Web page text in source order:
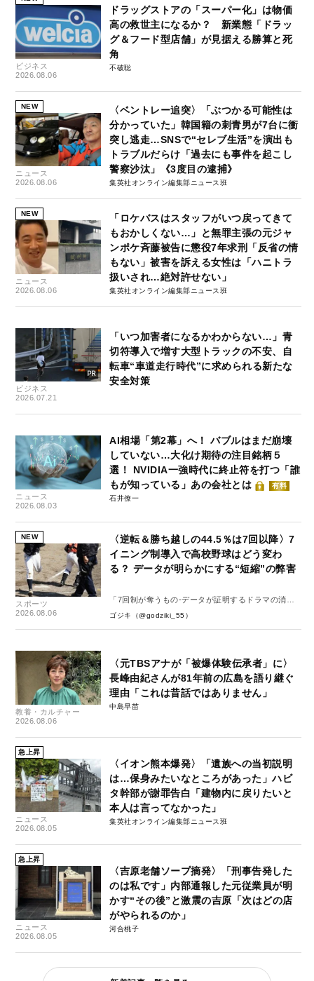
ビジネス
2026.08.06
ドラッグストアの「スーパー化」は物価
高の救世主になるか？ 新業態「ドラッ
グ＆フード型店舗」が見据える勝算と死
角
不破聡
NEW
ニュース
2026.08.06
〈ベントレー追突〉「ぶつかる可能性は
分かっていた」韓国籍の刺青男が7台に衝
突し逃走…SNSで“セレブ生活”を演出も
トラブルだらけ「過去にも事件を起こし
警察沙汰」《3度目の逮捕》
集英社オンライン編集部ニュース班
NEW
ニュース
2026.08.06
「ロケバスはスタッフがいつ戻ってきて
もおかしくない…」と無罪主張の元ジャ
ンポケ斉藤被告に懲役7年求刑「反省の情
もない」被害を訴える女性は「ハニトラ
扱いされ…絶対許せない」
集英社オンライン編集部ニュース班
ビジネス
2026.07.21
「いつ加害者になるかわからない…」青
切符導入で増す大型トラックの不安、自
転車“車道走行時代”に求められる新たな
安全対策
ニュース
2026.08.03
AI相場「第2幕」へ！ バブルはまだ崩壊
していない…大化け期待の注目銘柄５
選！ NVIDIA一強時代に終止符を打つ「誰
もが知っている」あの会社とは
有料
石井僚一
NEW
スポーツ
2026.08.06
〈逆転＆勝ち越しの44.5％は7回以降〉7
イニング制導入で高校野球はどう変わ
る？ データが明らかにする“短縮”の弊害
「7回制が奪うもの-データが証明するドラマの消
失-」
ゴジキ（@godziki_55）
教養・カルチャー
2026.08.06
〈元TBSアナが「被爆体験伝承者」に〉
長峰由紀さんが81年前の広島を語り継ぐ
理由「これは昔話ではありません」
中島早苗
急上昇
ニュース
2026.08.05
〈イオン熊本爆発〉「遺族への当初説明
は…保身みたいなところがあった」ハビ
タ幹部が謝罪告白「建物内に戻りたいと
本人は言ってなかった」
集英社オンライン編集部ニュース班
急上昇
ニュース
2026.08.05
〈吉原老舗ソープ摘発〉「刑事告発した
のは私です」内部通報した元従業員が明
かす“その後”と激震の吉原「次はどの店
がやられるのか」
河合桃子